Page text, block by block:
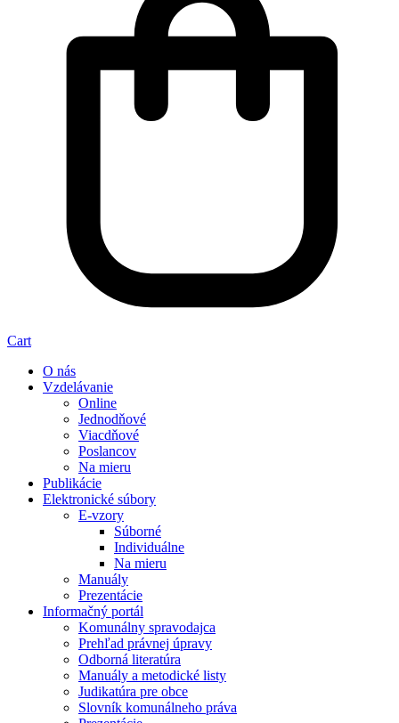
Cart
O nás
Vzdelávanie
Online
Jednodňové
Viacdňové
Poslancov
Na mieru
Publikácie
Elektronické súbory
E-vzory
Súborné
Individuálne
Na mieru
Manuály
Prezentácie
Informačný portál
Komunálny spravodajca
Prehľad právnej úpravy
Odborná literatúra
Manuály a metodické listy
Judikatúra pre obce
Slovník komunálneho práva